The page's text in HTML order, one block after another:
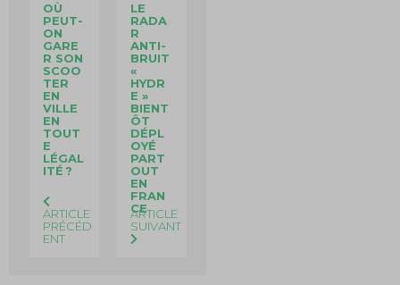
OÙ
PEUT-
ON
GARE
R SON
SCOO
TER
EN
VILLE
EN
TOUT
E
LÉGAL
ITÉ ?
ARTICLE
PRÉCÉD
ENT
LE
RADA
R
ANTI-
BRUIT
«
HYDR
E »
BIENT
ÔT
DÉPL
OYÉ
PART
OUT
EN
FRAN
CE
ARTICLE
SUIVANT